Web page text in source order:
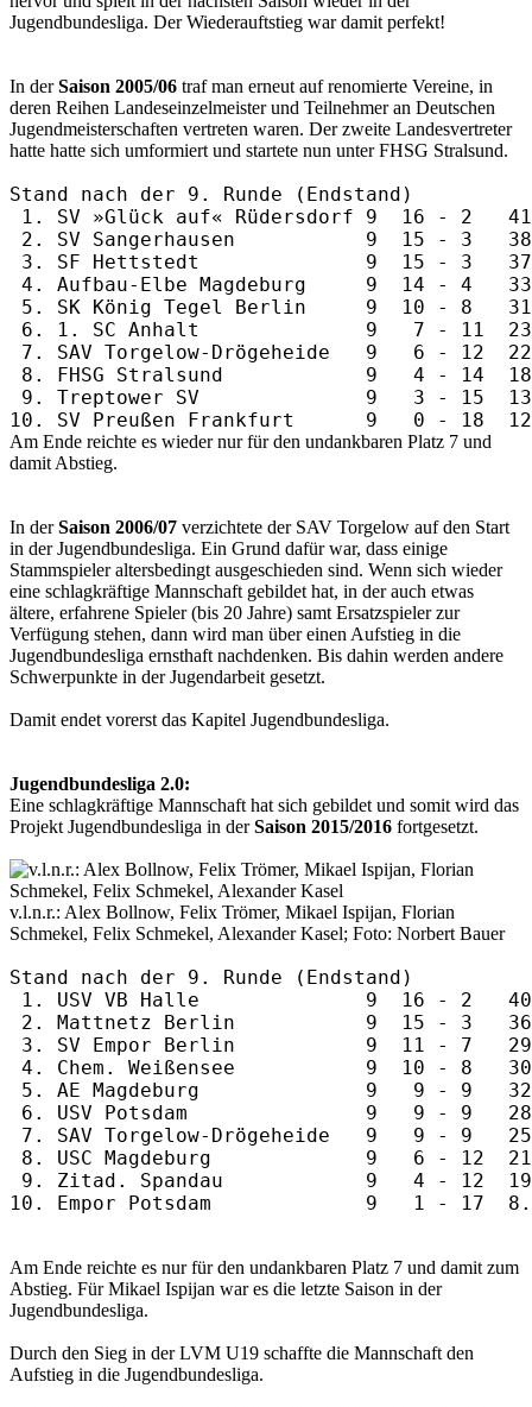
Jugendbundesliga. Der Wiederauftstieg war damit perfekt!
In derSaison 2005/06 traf man erneut auf renomierte Vereine, in
deren Reihen Landeseinzelmeister und Teilnehmer an Deutschen
Jugendmeisterschaften vertreten waren. Der zweite Landesvertreter
hatte hatte sich umformiert und startete nun unter FHSG Stralsund.
Stand nach der 9. Runde (Endstand)
1. SV »Glück auf« Rüdersdorf 9  16 - 2
2. SV Sangerhausen           9  15 - 3
3. SF Hettstedt              9  15 - 3
4. Aufbau-Elbe Magdeburg     9  14 - 4
5. SK König Tegel Berlin     9  10 - 8
6. 1. SC Anhalt              9   7 - 11
7. SAV Torgelow-Drögeheide   9   6 - 12
8. FHSG Stralsund            9   4 - 14
9. Treptower SV              9   3 - 15
Am Ende reichte es wieder nur für den undankbaren Platz 7 und
damit Abstieg.
In derSaison 2006/07 verzichtete der SAV Torgelow auf den Start
in der Jugendbundesliga. Ein Grund dafür war, dass einige
Stammspieler altersbedingt ausgeschieden sind. Wenn sich wieder
eine schlagkräftige Mannschaft gebildet hat, in der auch etwas
ältere, erfahrene Spieler (bis 20 Jahre) samt Ersatzspieler zur
Verfügung stehen, dann wird man über einen Aufstieg in die
Jugendbundesliga ernsthaft nachdenken. Bis dahin werden andere
Schwerpunkte in der Jugendarbeit gesetzt.
Damit endet vorerst das Kapitel Jugendbundesliga.
Jugendbundesliga 2.0:
Eine schlagkräftige Mannschaft hat sich gebildet und somit wird das
Projekt Jugendbundesliga in derSaison 2015/2016 fortgesetzt.
v.l.n.r.: Alex Bollnow, Felix Trömer, Mikael Ispijan, Florian
Schmekel, Felix Schmekel, Alexander Kasel; Foto: Norbert Bauer
Stand nach der 9. Runde (Endstand)
1. USV VB Halle              9  16 - 2
2. Mattnetz Berlin           9  15 - 3
3. SV Empor Berlin           9  11 - 7
4. Chem. Weißensee           9  10 - 8
5. AE Magdeburg              9   9 - 9
6. USV Potsdam               9   9 - 9
7. SAV Torgelow-Drögeheide   9   9 - 9
8. USC Magdeburg             9   6 - 12
9. Zitad. Spandau            9   4 - 12
Am Ende reichte es nur für den undankbaren Platz 7 und damit zum
Abstieg. Für Mikael Ispijan war es die letzte Saison in der
Jugendbundesliga.
Durch den Sieg in der LVM U19 schaffte die Mannschaft den
Aufstieg in die Jugendbundesliga.